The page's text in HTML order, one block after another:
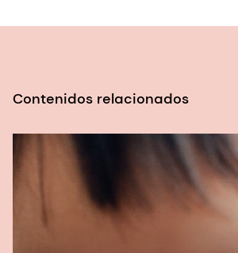
Contenidos relacionados